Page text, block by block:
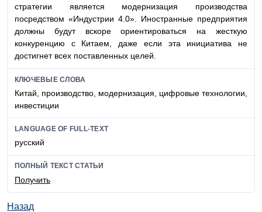
стратегии является модернизация производства
посредством «Индустрии 4.0». Иностранные предприятия
должны будут вскоре ориентироваться на жесткую
конкуренцию с Китаем, даже если эта инициатива не
достигнет всех поставленных целей.
КЛЮЧЕВЫЕ СЛОВА
Китай, производство, модернизация, цифровые технологии,
инвестиции
LANGUAGE OF FULL-TEXT
русский
ПОЛНЫЙ ТЕКСТ СТАТЬИ
Получить
Назад